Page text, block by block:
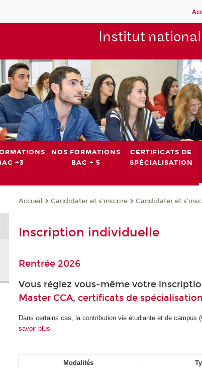
Institut national
+3
NOS FORMATIONS
BAC + 5
CERTIFICATS DE
SPÉCIALISATION
Accueil Candidater et s'inscrire Candidater et
Inscription individuelle
Rentrée 2026
Vous réglez vous-même votre
Master CCA,certificats de spécialisation
Dans certains cas, la contribution vie étudiante et de campus
savoir plus.
Modalités